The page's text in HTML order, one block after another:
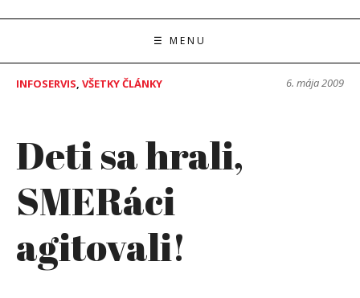
☰ MENU
INFOSERVIS, VŠETKY ČLÁNKY 6. mája 2009
Deti sa hrali,
SMERáci
agitovali!